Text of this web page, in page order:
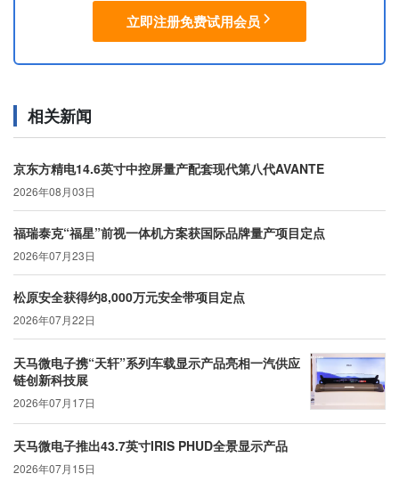
立即注册免费试用会员
相关新闻
京东方精电14.6英寸中控屏量产配套现代第八代AVANTE
2026年08月03日
福瑞泰克“福星”前视一体机方案获国际品牌量产项目定点
2026年07月23日
松原安全获得约8,000万元安全带项目定点
2026年07月22日
天马微电子携“天轩”系列车载显示产品亮相一汽供应
链创新科技展
2026年07月17日
天马微电子推出43.7英寸IRIS PHUD全景显示产品
2026年07月15日